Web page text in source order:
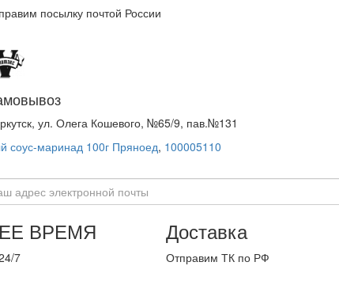
посылку почтой России
ул. Олега Кошевого, №65/9, пав.№131
соус-маринад 100г Пряноед, 100005110
ВРЕМЯ
7
Доставка
Отправим ТК по РФ